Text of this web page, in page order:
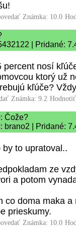
Známka: 10.0
| Pridané:
percent nosí
ktorý už
kľúče?
Známka: 9.2
Čože?
brano2 | Pridané:
by to upratoval..
ze
a potom
co doma maka
prieskumy.
Známka: 10.0